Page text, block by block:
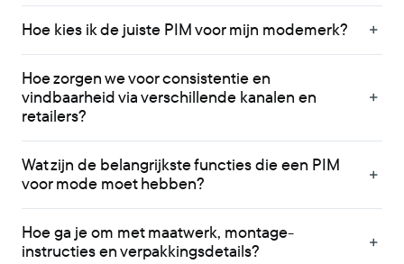
Hoe kies ik de juiste PIM voor mijn modemerk?
Hoe zorgen we voor consistentie en
vindbaarheid via verschillende kanalen en
retailers?
Wat zijn de belangrijkste functies die een PIM
voor mode moet hebben?
Hoe ga je om met maatwerk, montage-
instructies en verpakkingsdetails?